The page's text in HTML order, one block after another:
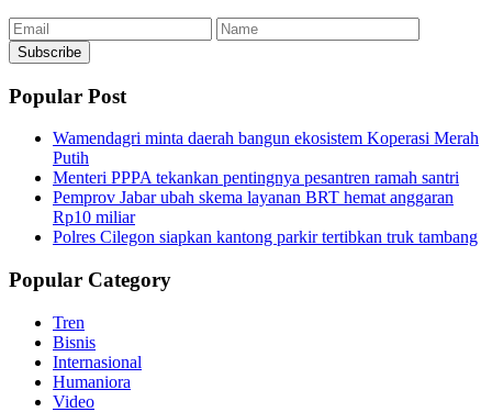
Email
Name
Subscribe
Popular Post
Wamendagri minta daerah bangun ekosistem Koperasi Merah
Putih
Menteri PPPA tekankan pentingnya pesantren ramah santri
Pemprov Jabar ubah skema layanan BRT hemat anggaran
Rp10 miliar
Polres Cilegon siapkan kantong parkir tertibkan truk tambang
Popular Category
Tren
Bisnis
Internasional
Humaniora
Video